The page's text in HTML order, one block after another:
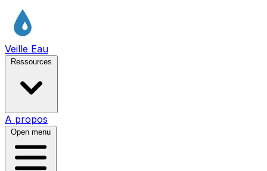
Veille Eau
Ressources
A propos
Open menu